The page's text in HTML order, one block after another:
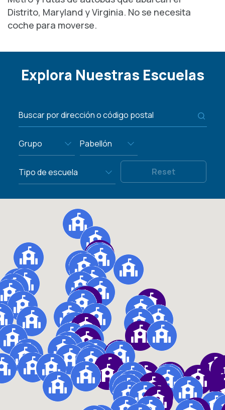
Distrito, Maryland y Virginia. No se necesita
coche para moverse.
Explora Nuestras Escuelas
Grupo Pabellón
Tipo de escuela